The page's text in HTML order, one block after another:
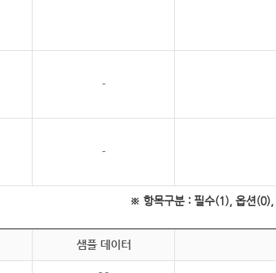
-
-
※ 항목구분 : 필수(1), 옵션
샘플 데이터